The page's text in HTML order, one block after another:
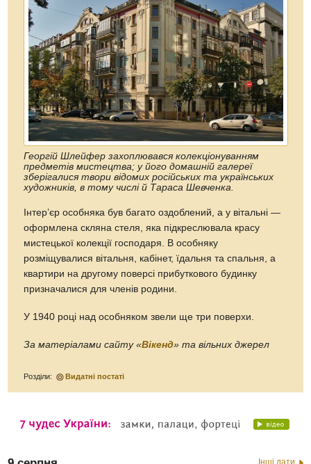
Георгій Шлейфер захоплювався колекціонуванням
предметів мистецтва; у його домашній галереї
зберігалися твори відомих російських та українських
художників, в тому числі й Тараса Шевченка.
Інтерʼєр особняка був багато оздоблений, а у вітальні —
оформлена скляна стеля, яка підкреслювала красу
мистецької колекції господаря. В особняку
розміщувалися вітальня, кабінет, їдальня та спальня, а
квартири на другому поверсі прибуткового будинку
призначалися для членів родини.
У 1940 році над особняком звели ще три поверхи.
За матеріалами сайту «Вікенд» та вільних джерел
Розділи: Видатні постаті
Інші дати